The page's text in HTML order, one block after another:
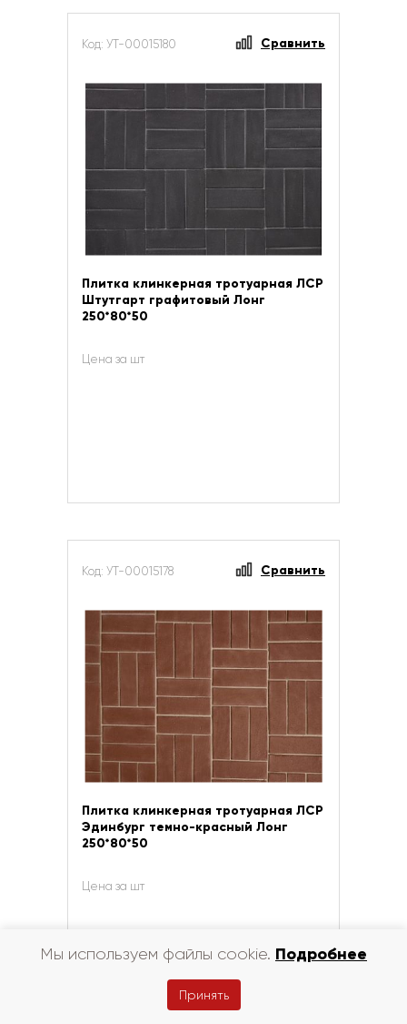
Код: УТ-00015180 Сравнить
Плитка клинкерная тротуарная ЛСР
Штутгарт графитовый Лонг
250*80*50
Цена за шт
Код: УТ-00015178 Сравнить
Плитка клинкерная тротуарная ЛСР
Эдинбург темно-красный Лонг
250*80*50
Цена за шт
Мы используем файлы cookie. Подробнее
Принять